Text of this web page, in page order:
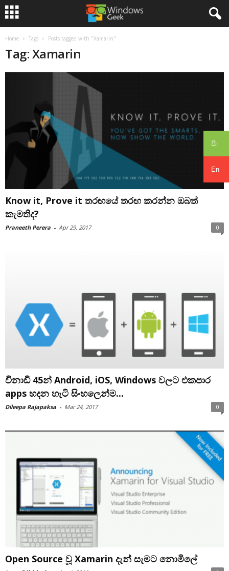
සිං
En
Home Tags Posts tagged with "Xamarin"
Tag: Xamarin
Know it, Prove it තරඟයේ තරඟ කරන්න ඔබත්
කැමතිද?
Praneeth Perera - Apr 29, 2017 0
විනාඩි 45න් Android, iOS, Windows වලට එකපාර
apps හදන හැටි සිංහලෙන්ම...
Dileepa Rajapaksa - Mar 24, 2017 0
Open Source වූ Xamarin දැන් සැමට නොමිලේ